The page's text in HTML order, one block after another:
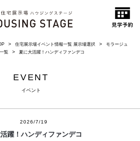
住宅展示場イベント情報一覧 展示場選択
モラージュ
覧
夏に大活躍！ハンディファンデコ
EVENT
イベント
2026/7/19
躍！ハンディファンデコ